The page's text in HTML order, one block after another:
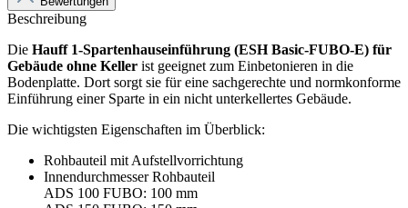
Beschreibung
Die Hauff 1-Spartenhauseinführung (ESH Basic-FUBO-E) für
Gebäude ohne Keller ist geeignet zum Einbetonieren in die
Bodenplatte. Dort sorgt sie für eine sachgerechte und normkonforme
Einführung einer Sparte in ein nicht unterkellertes Gebäude.
Die wichtigsten Eigenschaften im Überblick:
Rohbauteil mit Aufstellvorrichtung
Innendurchmesser Rohbauteil
ADS 100 FUBO: 100 mm